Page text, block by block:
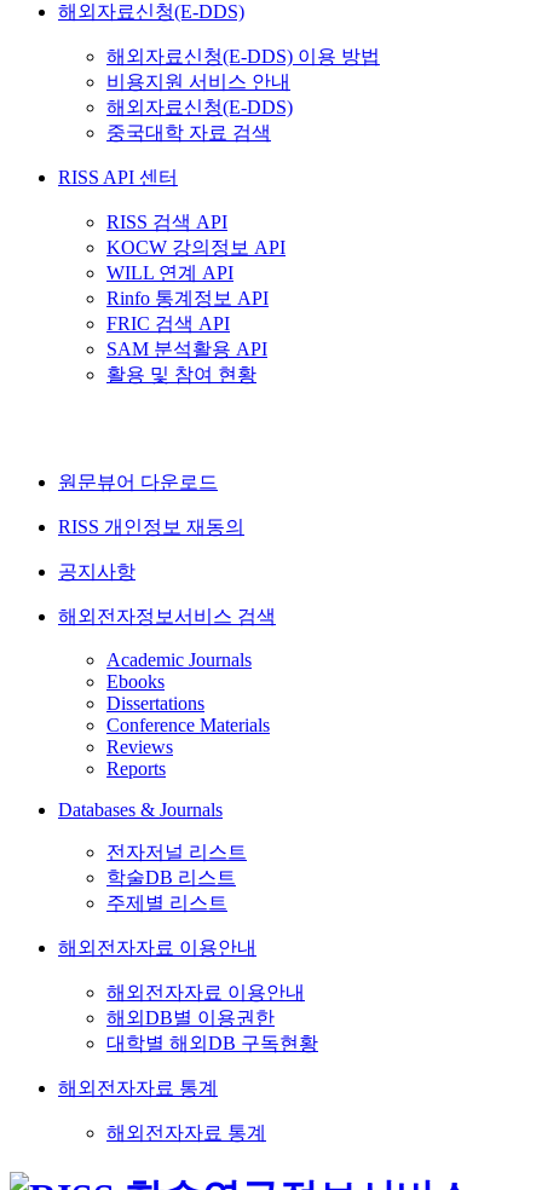
해외자료신청(E-DDS)
해외자료신청(E-DDS) 이용 방법
비용지원 서비스 안내
해외자료신청(E-DDS)
중국대학 자료 검색
RISS API 센터
RISS 검색 API
KOCW 강의정보 API
WILL 연계 API
Rinfo 통계정보 API
FRIC 검색 API
SAM 분석활용 API
활용 및 참여 현황
원문뷰어 다운로드
RISS 개인정보 재동의
공지사항
해외전자정보서비스 검색
Academic Journals
Ebooks
Dissertations
Conference Materials
Reviews
Reports
Databases & Journals
전자저널 리스트
학술DB 리스트
주제별 리스트
해외전자자료 이용안내
해외전자자료 이용안내
해외DB별 이용권한
대학별 해외DB 구독현황
해외전자자료 통계
해외전자자료 통계